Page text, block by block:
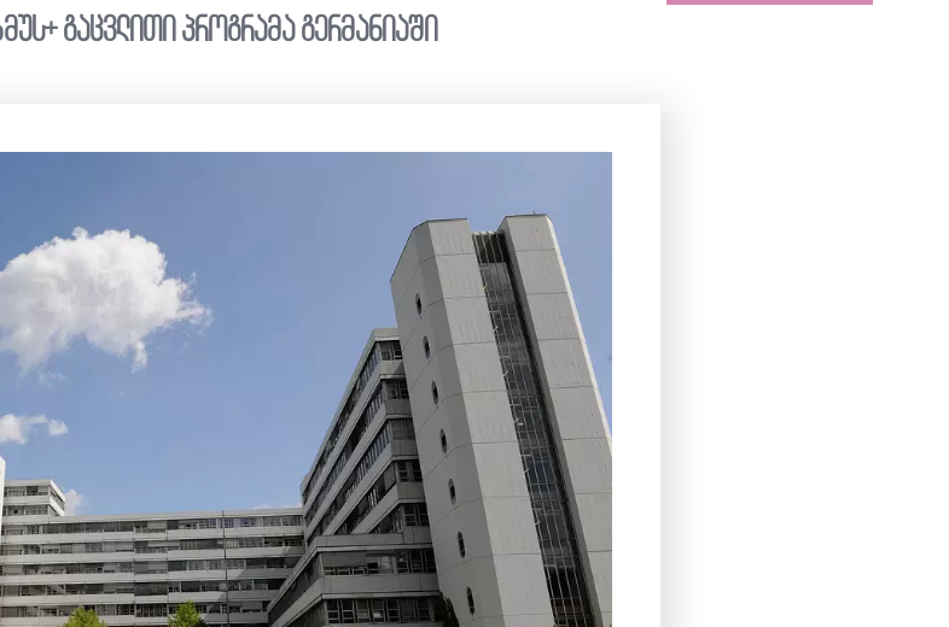
გაცვლითი პროგრამა გერმანიაში